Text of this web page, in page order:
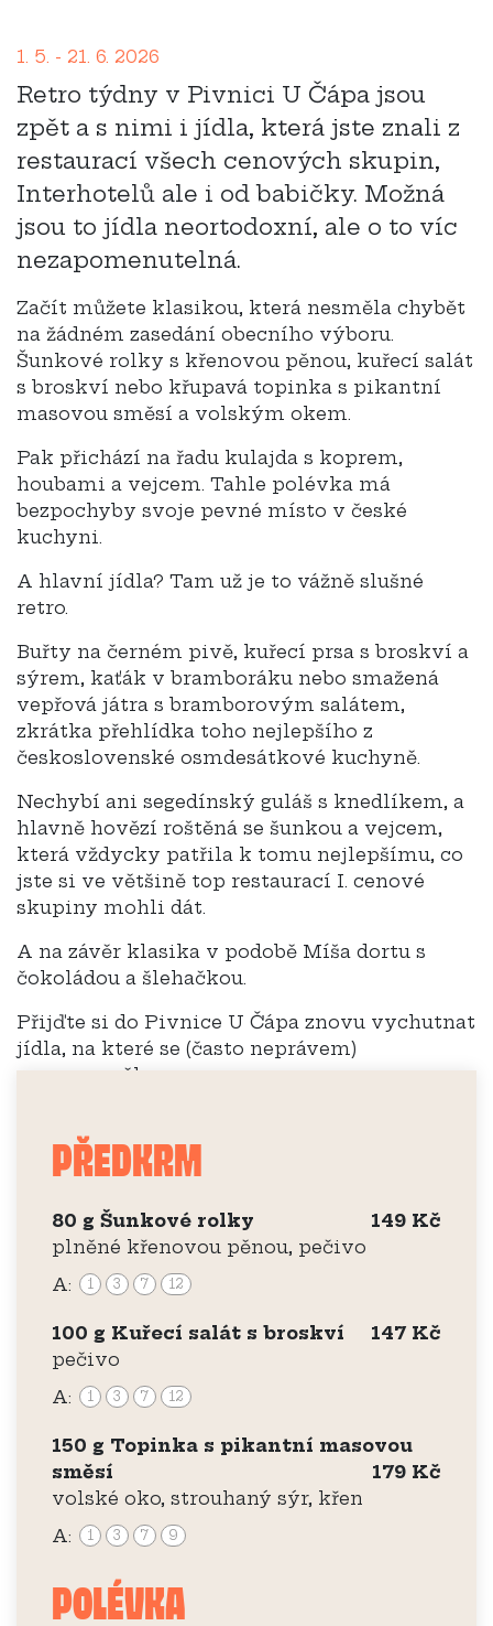
1. 5. - 21. 6. 2026
Retro týdny v Pivnici U Čápa jsou
zpět a s nimi i jídla, která jste znali z
restaurací všech cenových skupin,
Interhotelů ale i od babičky. Možná
jsou to jídla neortodoxní, ale o to víc
nezapomenutelná.
Začít můžete klasikou, která nesměla chybět
na žádném zasedání obecního výboru.
Šunkové rolky s křenovou pěnou, kuřecí salát
s broskví nebo křupavá topinka s pikantní
masovou směsí a volským okem.
Pak přichází na řadu kulajda s koprem,
houbami a vejcem. Tahle polévka má
bezpochyby svoje pevné místo v české
kuchyni.
A hlavní jídla? Tam už je to vážně slušné
retro.
Buřty na černém pivě, kuřecí prsa s broskví a
sýrem, kaťák v bramboráku nebo smažená
vepřová játra s bramborovým salátem,
zkrátka přehlídka toho nejlepšího z
československé osmdesátkové kuchyně.
Nechybí ani segedínský guláš s knedlíkem, a
hlavně hovězí roštěná se šunkou a vejcem,
která vždycky patřila k tomu nejlepšímu, co
jste si ve většině top restaurací I. cenové
skupiny mohli dát.
A na závěr klasika v podobě Míša dortu s
čokoládou a šlehačkou.
Přijďte si do Pivnice U Čápa znovu vychutnat
jídla, na které se (často neprávem)
pozapomnělo.
PŘEDKRM
80 g Šunkové rolky
149 Kč
plněné křenovou pěnou, pečivo
A:
1 3 7 12
100 g Kuřecí salát s broskví
147 Kč
pečivo
A:
1 3 7 12
150 g Topinka s pikantní masovou
směsí
179 Kč
volské oko, strouhaný sýr, křen
A:
1 3 7 9
POLÉVKA